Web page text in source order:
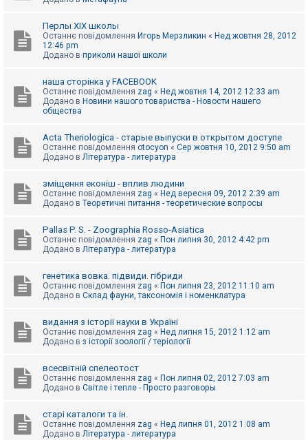
Перлы ХІХ школы
Останнє повідомлення Игорь Мерзликин « Нед жовтня 28, 2012
12:46 pm
Додано в приколи нашої школи
наша сторінка у FACEBOOK
Останнє повідомлення zag « Нед жовтня 14, 2012 12:33 am
Додано в Новини нашого товариства - Новости нашего
общества
Acta Theriologica - старые выпуски в открытом доступе
Останнє повідомлення otocyon « Сер жовтня 10, 2012 9:50 am
Додано в Література - литература
зміщення еконіш - вплив людини
Останнє повідомлення zag « Нед вересня 09, 2012 2:39 am
Додано в Теоретичні питання - теоретические вопросы
Pallas P. S. - Zoographia Rosso-Asiatica
Останнє повідомлення zag « Пон липня 30, 2012 4:42 pm
Додано в Література - литература
генетика вовка. підвиди. гібриди
Останнє повідомлення zag « Пон липня 23, 2012 11:10 am
Додано в Склад фауни, таксономія і номенклатура
видання з історії науки в Україні
Останнє повідомлення zag « Нед липня 15, 2012 1:12 am
Додано в з історії зоології / теріології
всесвітній спелеотост
Останнє повідомлення zag « Пон липня 02, 2012 7:03 am
Додано в Світле і тепле - Просто разговоры
старі каталоги та ін.
Останнє повідомлення zag « Нед липня 01, 2012 1:08 am
Додано в Література - литература